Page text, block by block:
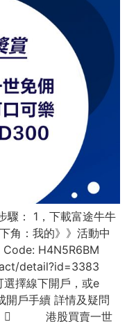
驟： 1，下載富途牛牛
角：我的》》活動中
Code: H4N5R6BM
detail?id=3383
擇線下開戶，或e
開戶手續 詳情及疑問
：  港股買賣一世